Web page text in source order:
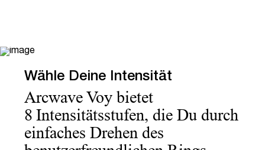
Wähle Deine Intensität
Arcwave Voy bietet
8 Intensitätsstufen, die Du durch
einfaches Drehen des